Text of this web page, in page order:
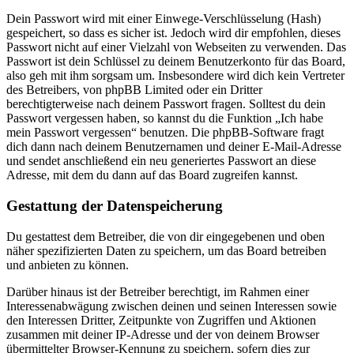
Dein Passwort wird mit einer Einwege-Verschlüsselung (Hash)
gespeichert, so dass es sicher ist. Jedoch wird dir empfohlen, dieses
Passwort nicht auf einer Vielzahl von Webseiten zu verwenden. Das
Passwort ist dein Schlüssel zu deinem Benutzerkonto für das Board,
also geh mit ihm sorgsam um. Insbesondere wird dich kein Vertreter
des Betreibers, von phpBB Limited oder ein Dritter
berechtigterweise nach deinem Passwort fragen. Solltest du dein
Passwort vergessen haben, so kannst du die Funktion „Ich habe
mein Passwort vergessen“ benutzen. Die phpBB-Software fragt
dich dann nach deinem Benutzernamen und deiner E-Mail-Adresse
und sendet anschließend ein neu generiertes Passwort an diese
Adresse, mit dem du dann auf das Board zugreifen kannst.
Gestattung der Datenspeicherung
Du gestattest dem Betreiber, die von dir eingegebenen und oben
näher spezifizierten Daten zu speichern, um das Board betreiben
und anbieten zu können.
Darüber hinaus ist der Betreiber berechtigt, im Rahmen einer
Interessenabwägung zwischen deinen und seinen Interessen sowie
den Interessen Dritter, Zeitpunkte von Zugriffen und Aktionen
zusammen mit deiner IP-Adresse und der von deinem Browser
übermittelter Browser-Kennung zu speichern, sofern dies zur